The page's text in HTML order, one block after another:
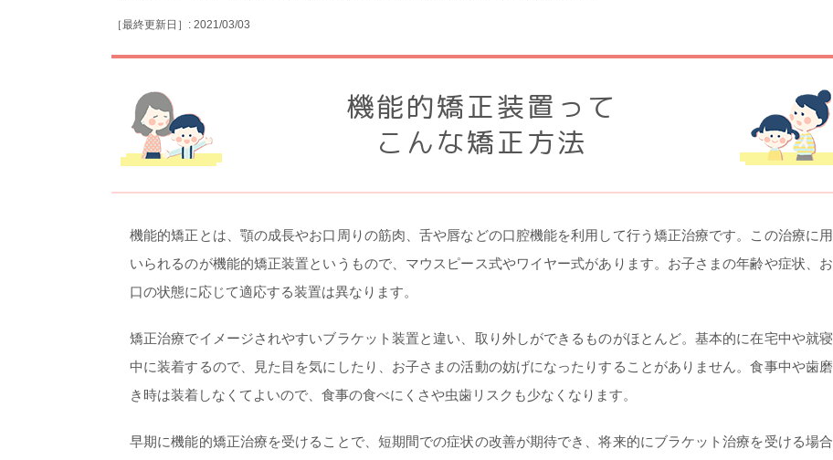
［最終更新日］: 2021/03/03
機能的矯正装置って
こんな矯正方法
機能的矯正とは、顎の成長やお口周りの筋肉、舌や唇などの口腔機能を利用して行う矯正治療です。この治療に用
いられるのが機能的矯正装置というもので、マウスピース式やワイヤー式があります。お子さまの年齢や症状、お
口の状態に応じて適応する装置は異なります。
矯正治療でイメージされやすいブラケット装置と違い、取り外しができるものがほとんど。基本的に在宅中や就寝
中に装着するので、見た目を気にしたり、お子さまの活動の妨げになったりすることがありません。食事中や歯磨
き時は装着しなくてよいので、食事の食べにくさや虫歯リスクも少なくなります。
早期に機能的矯正治療を受けることで、短期間での症状の改善が期待でき、将来的にブラケット治療を受ける場合